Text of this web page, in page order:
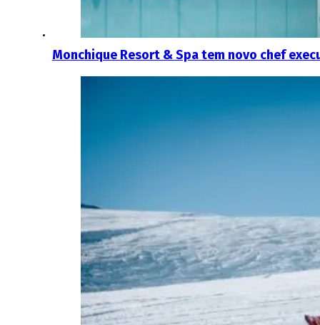
Monchique Resort & Spa tem novo chef